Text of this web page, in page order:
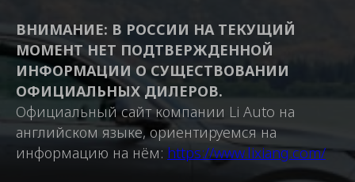
ВНИМАНИЕ: В РОССИИ НА ТЕКУЩИЙ
МОМЕНТ НЕТ ПОДТВЕРЖДЕННОЙ
ИНФОРМАЦИИ О СУЩЕСТВОВАНИИ
ОФИЦИАЛЬНЫХ ДИЛЕРОВ.
Официальный сайт компании Li Auto на
английском языке, ориентируемся на
информацию на нём: https://www.lixiang.com/